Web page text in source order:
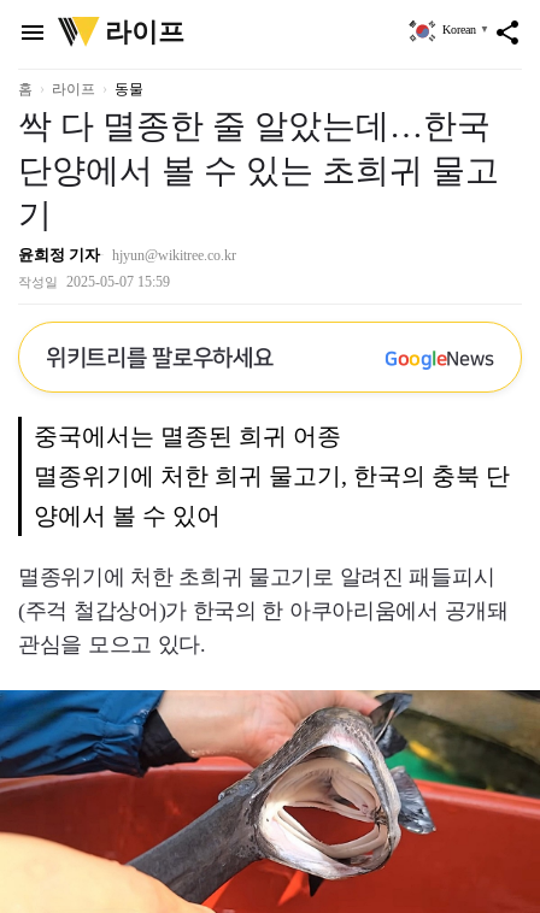
menu
위
키
리
라이프 share
Korean ▼
홈 라이프 동물
싹 다 멸종한 줄 알았는데…한국
단양에서 볼 수 있는 초희귀 물고
기
윤희정 기자 hjyun@wikitree.co.kr
작성일 2025-05-07 15:59
위키트리를 팔로우하세요 GoogleNews
중국에서는 멸종된 희귀 어종
멸종위기에 처한 희귀 물고기, 한국의 충북 단
양에서 볼 수 있어
멸종위기에 처한 초희귀 물고기로 알려진 패들피시
(주걱 철갑상어)가 한국의 한 아쿠아리움에서 공개돼
관심을 모으고 있다.